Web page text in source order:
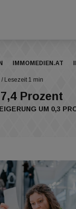
IMMOMEDIEN.AT
/ Lesezeit 1 min
Prozent
UM 0,3